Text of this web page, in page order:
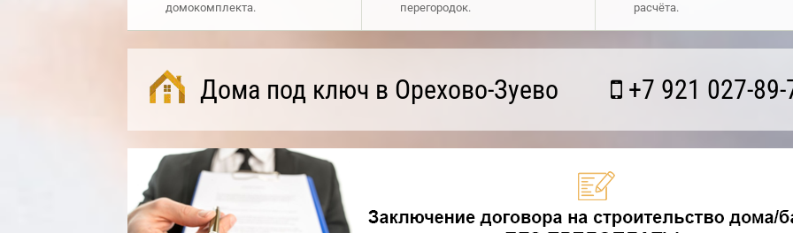
домокомплекта.
перегородок.
расчёта.
Дома под ключ в Орехово-Зуево +7 921 027-89-